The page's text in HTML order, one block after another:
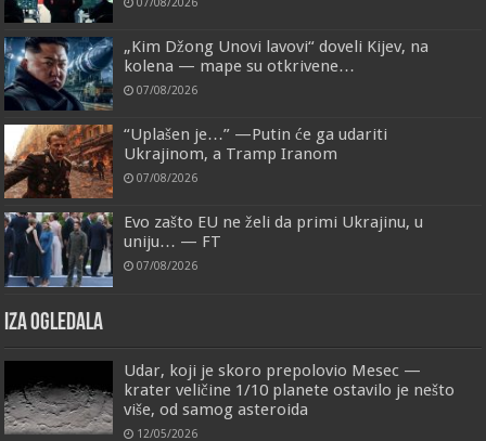
„Kim Džong Unovi lavovi“ doveli Kijev, na
kolena — mape su otkrivene…
07/08/2026
“Uplašen je…” —Putin će ga udariti
Ukrajinom, a Tramp Iranom
07/08/2026
Evo zašto EU ne želi da primi Ukrajinu, u
uniju… — FT
07/08/2026
IZA OGLEDALA
Udar, koji je skoro prepolovio Mesec —
krater veličine 1/10 planete ostavilo je nešto
više, od samog asteroida
12/05/2026